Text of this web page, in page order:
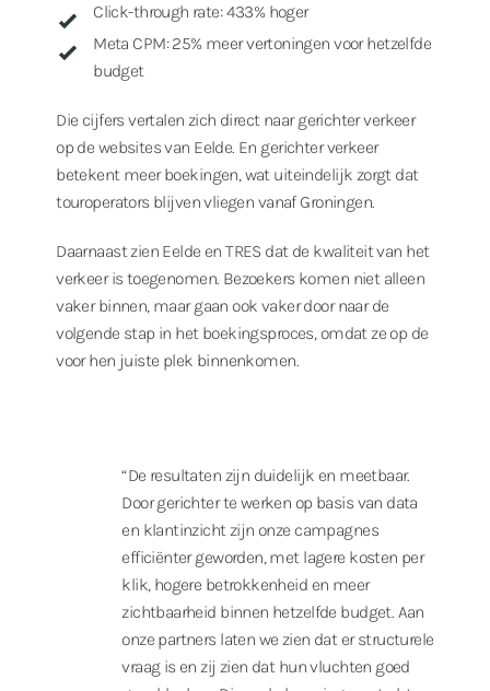
Click-through rate: 433% hoger
Meta CPM: 25% meer vertoningen voor hetzelfde
budget
Die cijfers vertalen zich direct naar gerichter verkeer
op de websites van Eelde. En gerichter verkeer
betekent meer boekingen, wat uiteindelijk zorgt dat
touroperators blijven vliegen vanaf Groningen.
Daarnaast zien Eelde en TRES dat de kwaliteit van het
verkeer is toegenomen. Bezoekers komen niet alleen
vaker binnen, maar gaan ook vaker door naar de
volgende stap in het boekingsproces, omdat ze op de
voor hen juiste plek binnenkomen.
“De resultaten zijn duidelijk en meetbaar.
Door gerichter te werken op basis van data
en klantinzicht zijn onze campagnes
efficiënter geworden, met lagere kosten per
klik, hogere betrokkenheid en meer
zichtbaarheid binnen hetzelfde budget. Aan
onze partners laten we zien dat er structurele
vraag is en zij zien dat hun vluchten goed